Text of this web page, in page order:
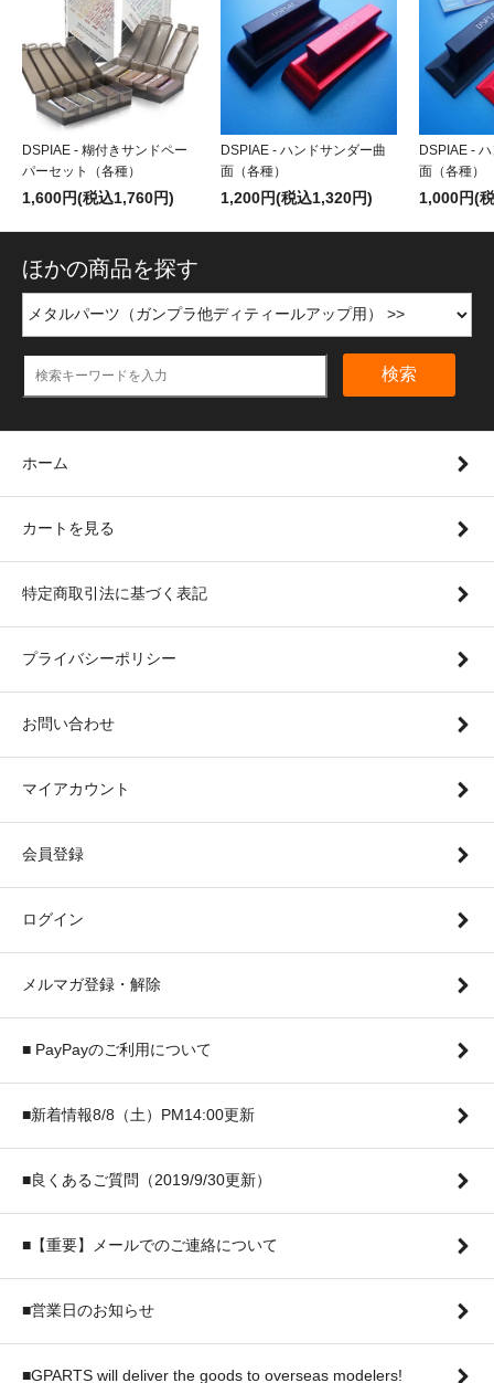
DSPIAE - 糊付きサンドペー
パーセット（各種）
1,600円(税込1,760円)
DSPIAE - ハンドサンダー曲
面（各種）
1,200円(税込1,320円)
DSPIAE -
面（各種）
1,000円(
ほかの商品を探す
検索
ホーム
カートを見る
特定商取引法に基づく表記
プライバシーポリシー
お問い合わせ
マイアカウント
会員登録
ログイン
メルマガ登録・解除
■ PayPayのご利用について
■新着情報8/8（土）PM14:00更新
■良くあるご質問（2019/9/30更新）
■【重要】メールでのご連絡について
■営業日のお知らせ
■GPARTS will deliver the goods to overseas modelers!